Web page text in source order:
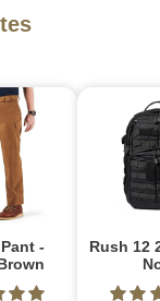
-
Rush 12